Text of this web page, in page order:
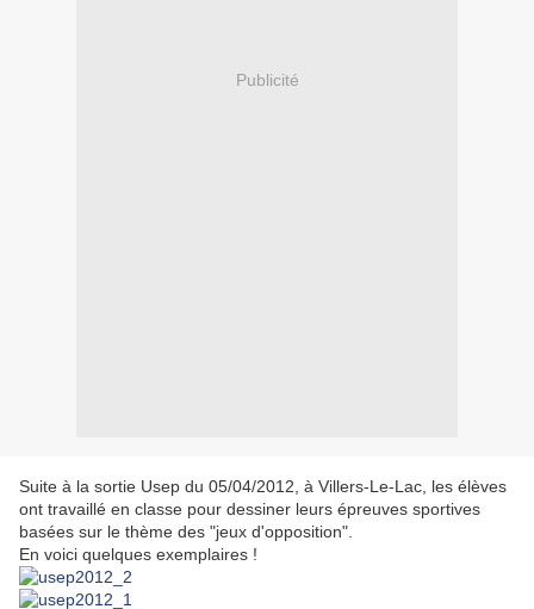
Publicité
Suite à la sortie Usep du 05/04/2012, à Villers-Le-Lac, les élèves
ont travaillé en classe pour dessiner leurs épreuves sportives
basées sur le thème des "jeux d'opposition".
En voici quelques exemplaires !